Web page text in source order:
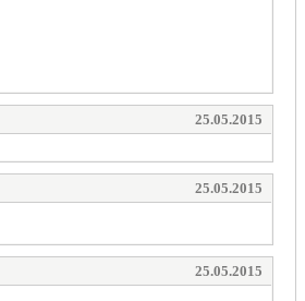
25.05.2015
25.05.2015
25.05.2015